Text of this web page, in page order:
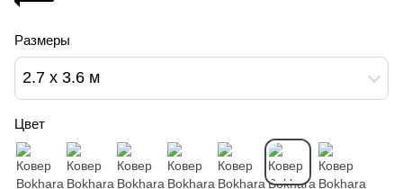
Размеры
2.7 х 3.6 м
Цвет